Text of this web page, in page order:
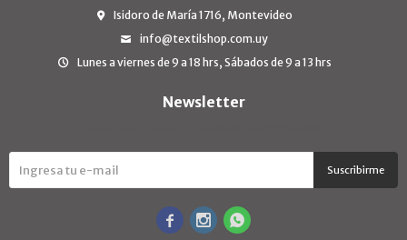
Isidoro de María 1716, Montevideo
info@textilshop.com.uy
Lunes a viernes de 9 a 18 hrs, Sábados de 9 a 13 hrs
Newsletter
Suscribirme
  